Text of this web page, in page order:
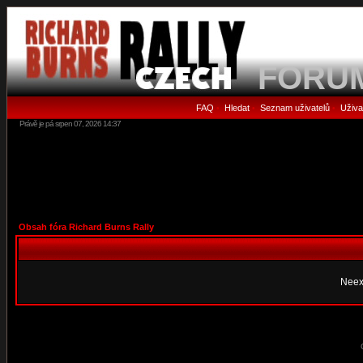
FAQ • Hledat• Seznam uživatelů•
Právě je pá srpen 07, 2026 14:37
Obsah fóra Richard Burns Rally